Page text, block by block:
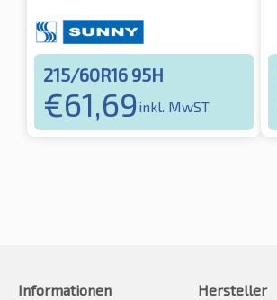
215/60R16 95H
€61,69inkl. MwST
Informationen
Hersteller